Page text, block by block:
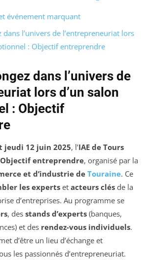
événement marquant
dans l’univers de l’entrepreneuriat lors
: Objectif entreprendre
dans l’univers de
lors d’un salon
: Objectif
jeudi 12 juin 2025, l’IAE de Tours
Objectif entreprendre, organisé par la
et d’industrie de Touraine. Ce
les experts et acteurs clés de la
d’entreprises. Au programme se
, des stands d’experts (banques,
et des rendez-vous individuels.
d’être un lieu d’échange et
les passionnés d’entrepreneuriat.